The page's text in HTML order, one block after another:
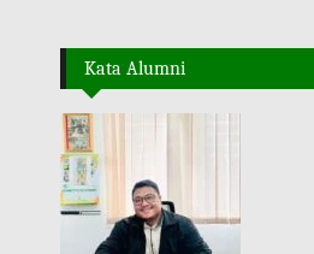
Kata Alumni